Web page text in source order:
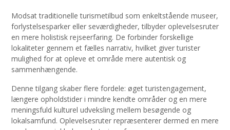
Modsat traditionelle turismetilbud som enkeltstående museer,
forlystelsesparker eller seværdigheder, tilbyder oplevelsesruter
en mere holistisk rejseerfaring. De forbinder forskellige
lokaliteter gennem et fælles narrativ, hvilket giver turister
mulighed for at opleve et område mere autentisk og
sammenhængende.
Denne tilgang skaber flere fordele: øget turistengagement,
længere opholdstider i mindre kendte områder og en mere
meningsfuld kulturel udveksling mellem besøgende og
lokalsamfund. Oplevelsesruter repræsenterer dermed en mere